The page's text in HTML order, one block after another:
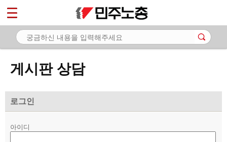
게시판 상담
로그인
아이디
마이페이지
소개
노동상담
- 게시판 상담
- 바로보기